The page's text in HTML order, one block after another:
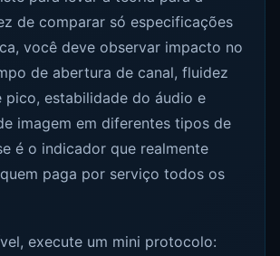
de comparar só especificações
você deve observar impacto no
de abertura de canal, fluidez
pico, estabilidade do áudio e
imagem em diferentes tipos de
é o indicador que realmente
paga por serviço todos os
execute um mini protocolo: